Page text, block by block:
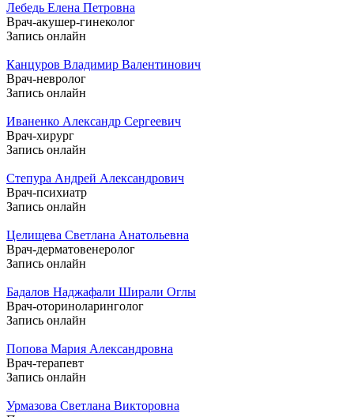
Лебедь Елена Петровна
Врач-акушер-гинеколог
Запись онлайн
Канцуров Владимир Валентинович
Врач-невролог
Запись онлайн
Иваненко Александр Сергеевич
Врач-хирург
Запись онлайн
Степура Андрей Александрович
Врач-психиатр
Запись онлайн
Целищева Светлана Анатольевна
Врач-дерматовенеролог
Запись онлайн
Бадалов Наджафали Ширали Оглы
Врач-оториноларинголог
Запись онлайн
Попова Мария Александровна
Врач-терапевт
Запись онлайн
Урмазова Светлана Викторовна